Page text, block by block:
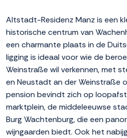
Altstadt-Residenz Manz is een
historische centrum van
een charmante plaats in de
ligging is ideaal voor wie de
Weinstraße wil verkennen, met
en Neustadt an der Weinstraße
pension bevindt zich op
marktplein, de middeleeuwse
Burg Wachtenburg, die een
wijngaarden biedt. Ook het